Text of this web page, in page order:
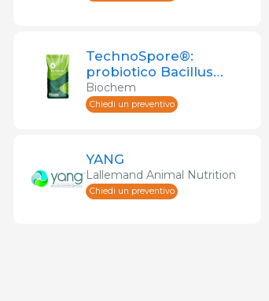
TechnoSpore®:
probiotico Bacillus
coagulans DSM 32016
Biochem
Chiedi un preventivo
YANG
Lallemand Animal Nutrition
Chiedi un preventivo